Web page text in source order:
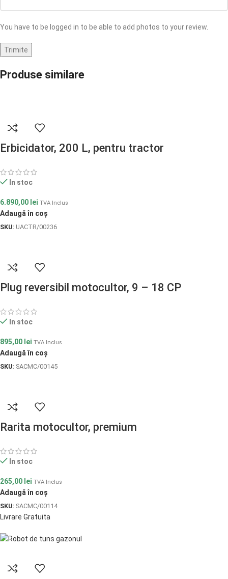
You have to be logged in to be able to add photos to your review.
Produse similare
Erbicidator, 200 L, pentru tractor
In stoc
6.890,00 lei TVA Inclus
Adaugă în coș
SKU: UACTR/00236
Plug reversibil motocultor, 9 – 18 CP
In stoc
895,00 lei TVA Inclus
Adaugă în coș
SKU: SACMC/00145
Rarita motocultor, premium
In stoc
265,00 lei TVA Inclus
Adaugă în coș
SKU: SACMC/00114
Livrare Gratuita